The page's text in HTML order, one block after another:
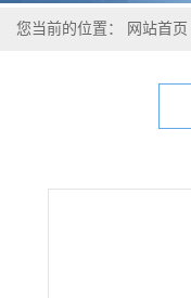
您当前的位置： 网站首页